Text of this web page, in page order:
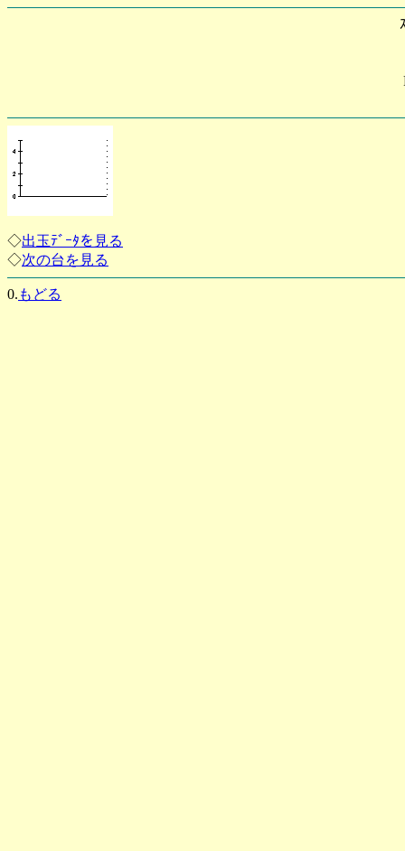
◇出玉ﾃﾞｰﾀを見る
◇次の台を見る
0. もどる